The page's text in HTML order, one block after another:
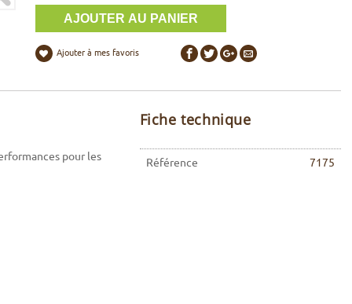
Ajouter à mes favoris
pour les
Fiche technique
Référence 7175